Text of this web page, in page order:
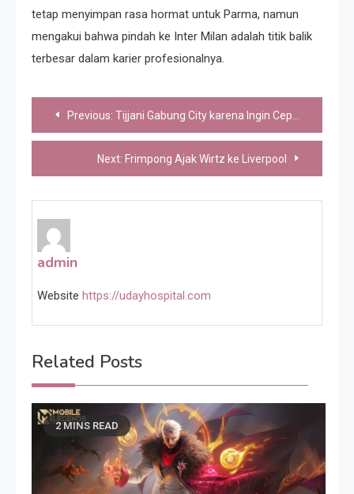
tetap menyimpan rasa hormat untuk Parma, namun
mengakui bahwa pindah ke Inter Milan adalah titik balik
terbesar dalam karier profesionalnya.
Post
navigation
Previous: Tijjani Gabung City karena Ingin Cepat Dapat Trofi
Next: Frimpong Ajak Wirtz ke Liverpool
admin
Website https://udayhospital.com
Related Posts
2 MINS READ